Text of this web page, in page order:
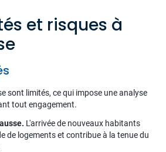
et risques à
sont limités, ce qui impose une analyse
tout engagement.
L'arrivée de nouveaux habitants
de logements et contribue à la tenue du